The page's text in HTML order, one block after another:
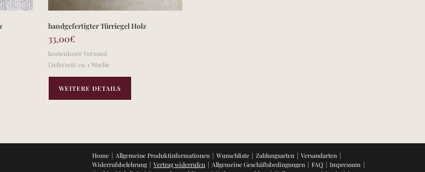
handgefertigter Türriegel Holz
33,00€
kostenloser Versand
Lieferzeit:ca. 1 Woche
WEITERE DETAILS
Home Allgemeine Produktinformationen Wunschliste Zahlungsarten
Versandarten
Widerrufsbelehrung
Vertrag widerrufen Allgemeine Geschäftsbedingungen FAQ
Impressum